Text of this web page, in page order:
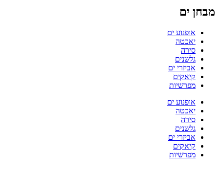
מבחן ים
אופנוע ים
יאכטה
סירה
גלשנים
אביזרי ים
קיאקים
מפרשיות
אופנוע ים
יאכטה
סירה
גלשנים
אביזרי ים
קיאקים
מפרשיות